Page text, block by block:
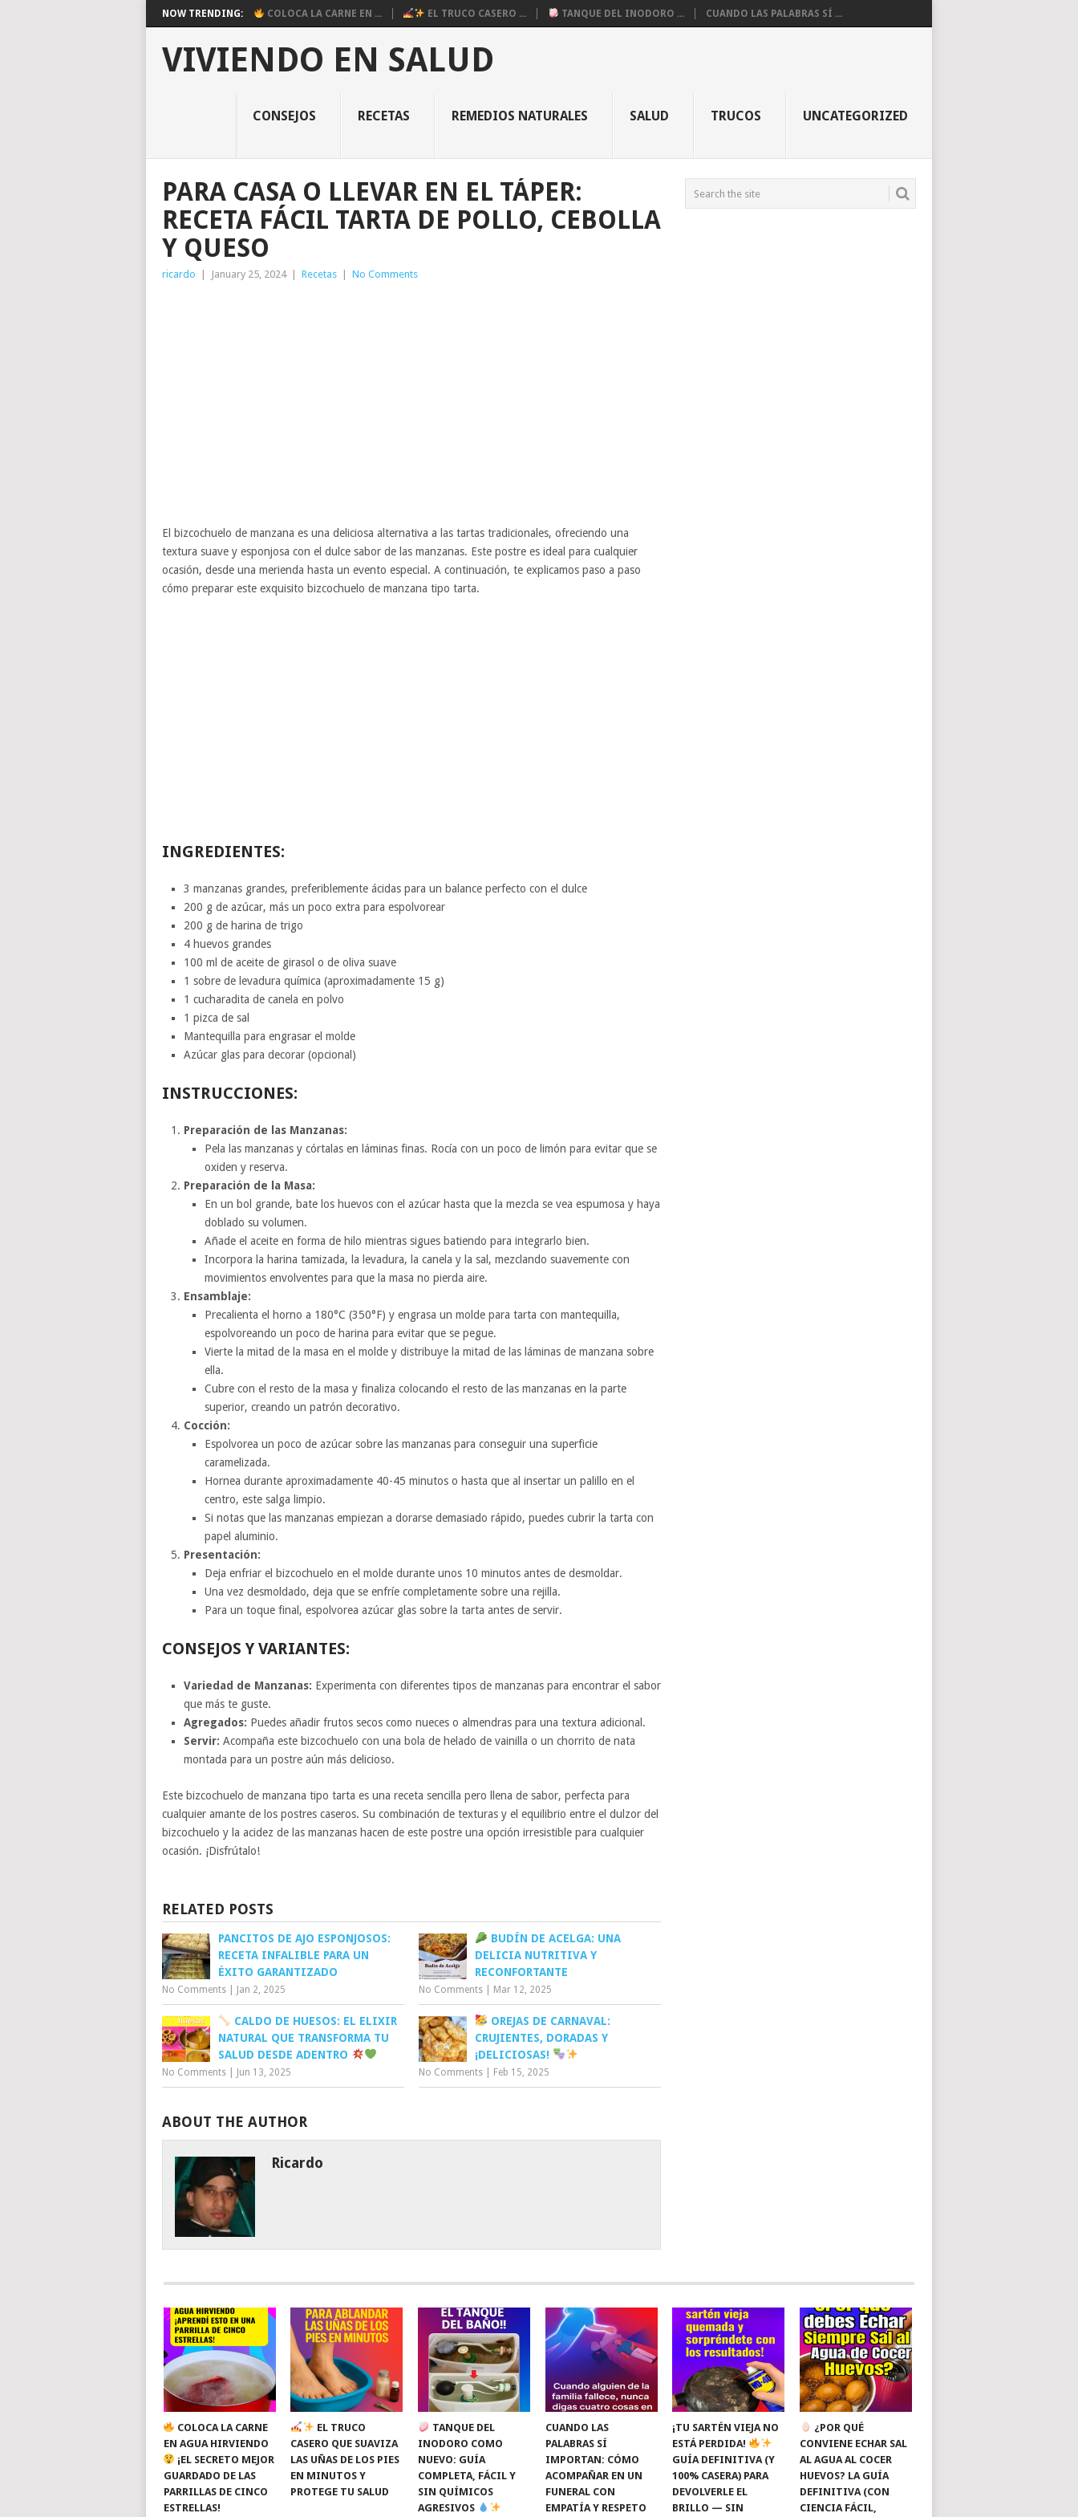
NOW TRENDING: COLOCA LA CARNE EN ... EL TRUCO CASERO ... TANQUE DEL INODORO ... CUANDO LAS PALABRAS SÍ ...
VIVIENDO EN SALUD
CONSEJOS RECETAS REMEDIOS NATURALES SALUD TRUCOS UNCATEGORIZED
PARA CASA O LLEVAR EN EL TÁPER:
RECETA FÁCIL TARTA DE POLLO, CEBOLLA
Y QUESO
ricardo January 25, 2024 Recetas No Comments
El bizcochuelo de manzana es una deliciosa alternativa a las tartas tradicionales, ofreciendo una
textura suave y esponjosa con el dulce sabor de las manzanas. Este postre es ideal para cualquier
ocasión, desde una merienda hasta un evento especial. A continuación, te explicamos paso a paso
cómo preparar este exquisito bizcochuelo de manzana tipo tarta.
INGREDIENTES:
3 manzanas grandes, preferiblemente ácidas para un balance perfecto con el dulce
200 g de azúcar, más un poco extra para espolvorear
200 g de harina de trigo
4 huevos grandes
100 ml de aceite de girasol o de oliva suave
1 sobre de levadura química (aproximadamente 15 g)
1 cucharadita de canela en polvo
1 pizca de sal
Mantequilla para engrasar el molde
Azúcar glas para decorar (opcional)
INSTRUCCIONES:
Preparación de las Manzanas:
Pela las manzanas y córtalas en láminas finas. Rocía con un poco de limón para evitar que se
oxiden y reserva.
Preparación de la Masa:
En un bol grande, bate los huevos con el azúcar hasta que la mezcla se vea espumosa y haya
doblado su volumen.
Añade el aceite en forma de hilo mientras sigues batiendo para integrarlo bien.
Incorpora la harina tamizada, la levadura, la canela y la sal, mezclando suavemente con
movimientos envolventes para que la masa no pierda aire.
Ensamblaje:
Precalienta el horno a 180°C (350°F) y engrasa un molde para tarta con mantequilla,
espolvoreando un poco de harina para evitar que se pegue.
Vierte la mitad de la masa en el molde y distribuye la mitad de las láminas de manzana sobre
ella.
Cubre con el resto de la masa y finaliza colocando el resto de las manzanas en la parte
superior, creando un patrón decorativo.
Cocción:
Espolvorea un poco de azúcar sobre las manzanas para conseguir una superficie
caramelizada.
Hornea durante aproximadamente 40-45 minutos o hasta que al insertar un palillo en el
centro, este salga limpio.
Si notas que las manzanas empiezan a dorarse demasiado rápido, puedes cubrir la tarta con
papel aluminio.
Presentación:
Deja enfriar el bizcochuelo en el molde durante unos 10 minutos antes de desmoldar.
Una vez desmoldado, deja que se enfríe completamente sobre una rejilla.
Para un toque final, espolvorea azúcar glas sobre la tarta antes de servir.
CONSEJOS Y VARIANTES:
Variedad de Manzanas: Experimenta con diferentes tipos de manzanas para encontrar el sabor
que más te guste.
Agregados: Puedes añadir frutos secos como nueces o almendras para una textura adicional.
Servir: Acompaña este bizcochuelo con una bola de helado de vainilla o un chorrito de nata
montada para un postre aún más delicioso.
Este bizcochuelo de manzana tipo tarta es una receta sencilla pero llena de sabor, perfecta para
cualquier amante de los postres caseros. Su combinación de texturas y el equilibrio entre el dulzor del
bizcochuelo y la acidez de las manzanas hacen de este postre una opción irresistible para cualquier
ocasión. ¡Disfrútalo!
RELATED POSTS
PANCITOS DE AJO ESPONJOSOS:
RECETA INFALIBLE PARA UN
ÉXITO GARANTIZADO
No Comments Jan 2, 2025
BUDÍN DE ACELGA: UNA
DELICIA NUTRITIVA Y
RECONFORTANTE
No Comments Mar 12, 2025
CALDO DE HUESOS: EL ELIXIR
NATURAL QUE TRANSFORMA TU
SALUD DESDE ADENTRO
No Comments Jun 13, 2025
OREJAS DE CARNAVAL:
CRUJIENTES, DORADAS Y
¡DELICIOSAS!
No Comments Feb 15, 2025
ABOUT THE AUTHOR
Ricardo
COLOCA LA CARNE
EN AGUA HIRVIENDO
¡EL SECRETO MEJOR
GUARDADO DE LAS
PARRILLAS DE CINCO
ESTRELLAS!
EL TRUCO
CASERO QUE SUAVIZA
LAS UÑAS DE LOS PIES
EN MINUTOS Y
PROTEGE TU SALUD
TANQUE DEL
INODORO COMO
NUEVO: GUÍA
COMPLETA, FÁCIL Y
SIN QUÍMICOS
AGRESIVOS
CUANDO LAS
PALABRAS SÍ
IMPORTAN: CÓMO
ACOMPAÑAR EN UN
FUNERAL CON
EMPATÍA Y RESPETO
¡TU SARTÉN VIEJA NO
ESTÁ PERDIDA!
GUÍA DEFINITIVA (Y
100% CASERA) PARA
DEVOLVERLE EL
BRILLO — SIN
¿POR QUÉ
CONVIENE ECHAR SAL
AL AGUA AL COCER
HUEVOS? LA GUÍA
DEFINITIVA (CON
CIENCIA FÁCIL,